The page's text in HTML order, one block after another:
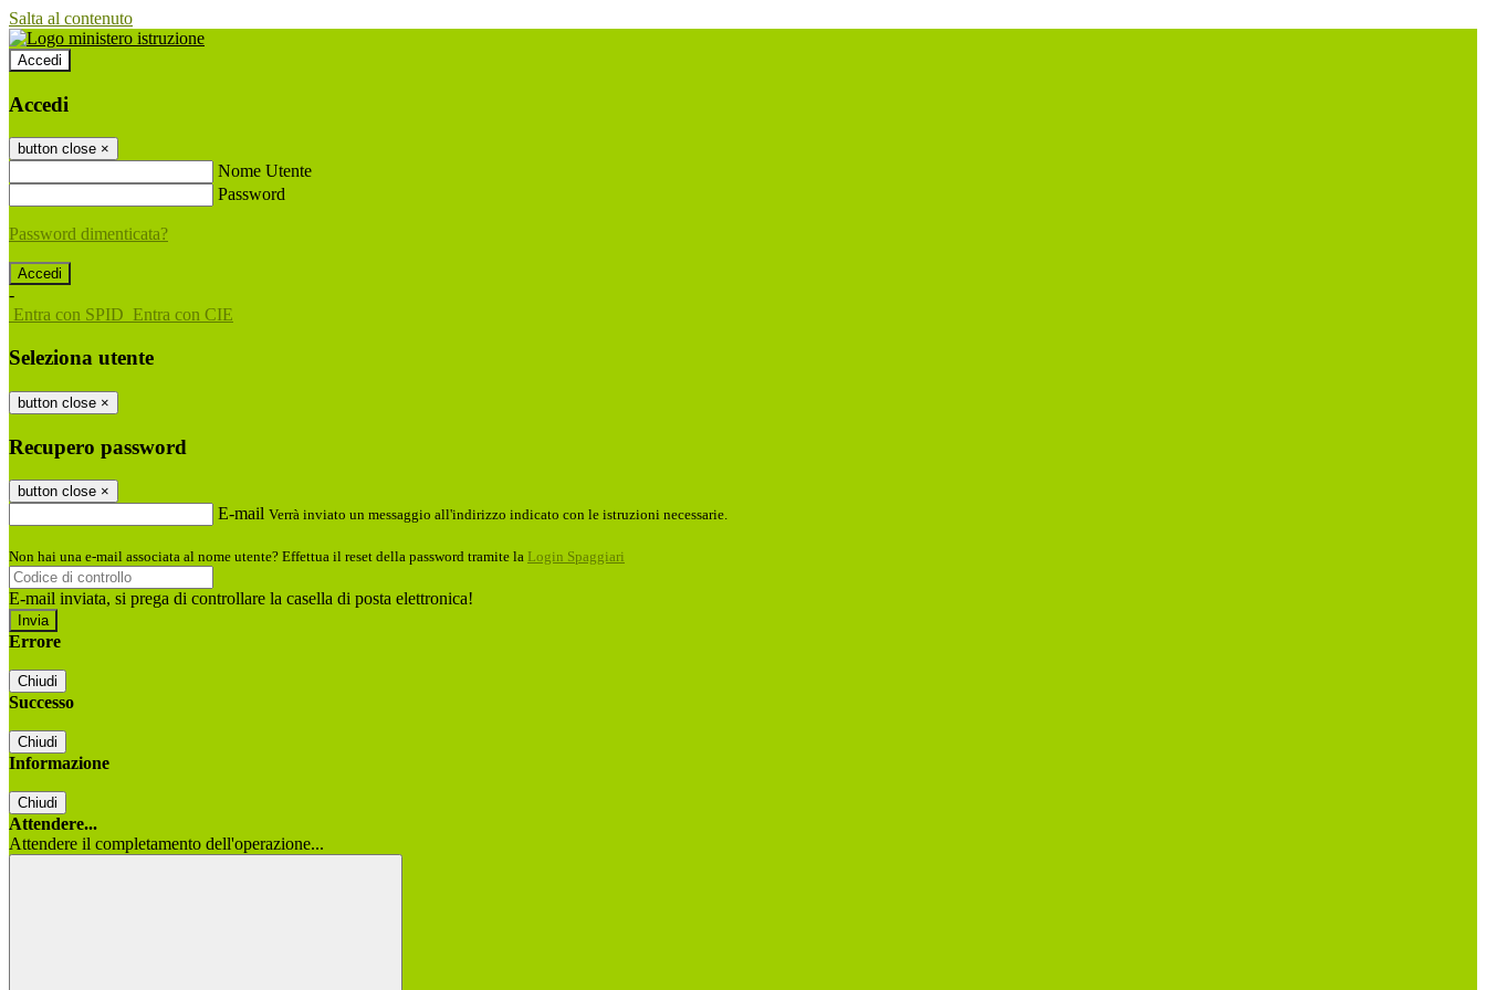
Salta al contenuto
Accedi
Accedi
button close ×
Nome Utente
Password
Password dimenticata?
-
Entra con SPID Entra con CIE
Seleziona utente
button close ×
Recupero password
button close ×
E-mail Verrà inviato un messaggio all'indirizzo indicato con le istruzioni necessarie.
Non hai una e-mail associata al nome utente? Effettua il reset della password tramite la Login Spaggiari
E-mail inviata, si prega di controllare la casella di posta elettronica!
Errore
Chiudi
Successo
Chiudi
Informazione
Chiudi
Attendere...
Attendere il completamento dell'operazione...